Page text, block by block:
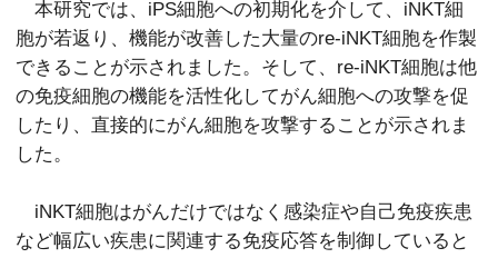
本研究では、iPS細胞への初期化を介して、iNKT細
胞が若返り、機能が改善した大量のre-iNKT細胞を作製
できることが示されました。そして、re-iNKT細胞は他
の免疫細胞の機能を活性化してがん細胞への攻撃を促
したり、直接的にがん細胞を攻撃することが示されま
した。
iNKT細胞はがんだけではなく感染症や自己免疫疾患
など幅広い疾患に関連する免疫応答を制御していると